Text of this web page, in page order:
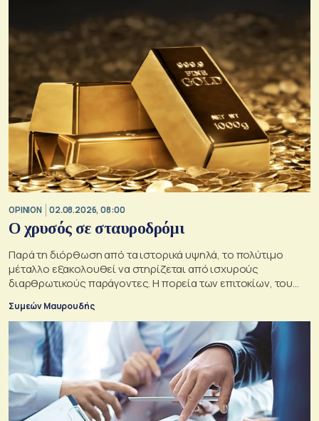
OPINION 02.08.2026, 08:00
O χρυσός σε σταυροδρόμι
Παρά τη διόρθωση από τα ιστορικά υψηλά, το πολύτιμο
μέταλλο εξακολουθεί να στηρίζεται από ισχυρούς
διαρθρωτικούς παράγοντες. Η πορεία των επιτοκίων, του
δολαρίου και της γεωπολιτικής αβεβαιότητας θα
καθορίσουν αν οι προϋποθέσεις για περαιτέρω άνοδο της
τιμής του παραμένουν ισχυρές
Συμεών Μαυρουδής